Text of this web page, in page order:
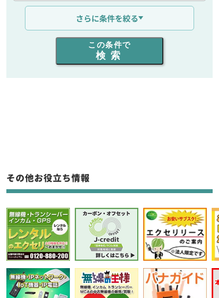
通信距離を選ぶ
出力を選ぶ
同時通話人数を選ぶ
フリーワード入力(製品名等)
選択条件をリセット
さらに条件を絞る
この条件で
検索
その他お役立ち情報